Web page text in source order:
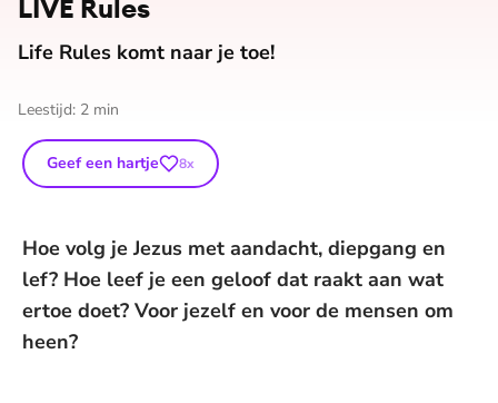
LIVE Rules
Life Rules komt naar je toe!
Leestijd: 2 min
Geef een hartje 8x
Hoe volg je Jezus met aandacht, diepgang en
lef? Hoe leef je een geloof dat raakt aan wat
ertoe doet? Voor jezelf en voor de mensen om
heen?